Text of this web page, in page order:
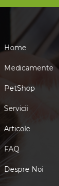
Home
Medicamente
PetShop
Servicii
Articole
FAQ
Despre Noi